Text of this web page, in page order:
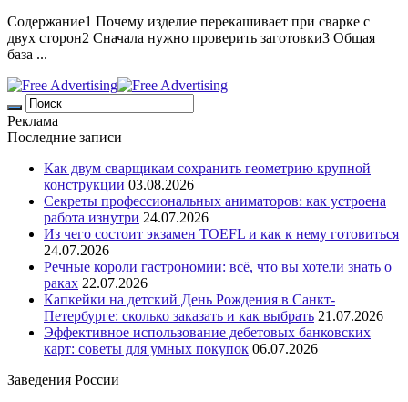
Содержание1 Почему изделие перекашивает при сварке с
двух сторон2 Сначала нужно проверить заготовки3 Общая
база ...
Реклама
Последние записи
Как двум сварщикам сохранить геометрию крупной
конструкции 03.08.2026
Секреты профессиональных аниматоров: как устроена
работа изнутри 24.07.2026
Из чего состоит экзамен TOEFL и как к нему готовиться
24.07.2026
Речные короли гастрономии: всё, что вы хотели знать о
раках 22.07.2026
Капкейки на детский День Рождения в Санкт-
Петербурге: сколько заказать и как выбрать 21.07.2026
Эффективное использование дебетовых банковских
карт: советы для умных покупок 06.07.2026
Заведения России